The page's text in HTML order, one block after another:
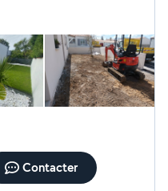
vos travaux de
Contacter